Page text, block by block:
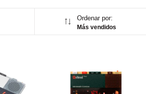
Ordenar por:
Más vendidos